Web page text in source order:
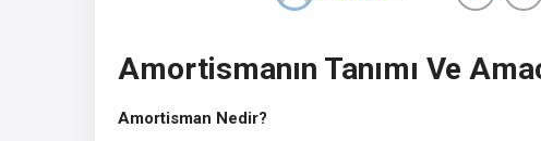
Amortismanın Tanımı Ve
Amortisman Nedir?